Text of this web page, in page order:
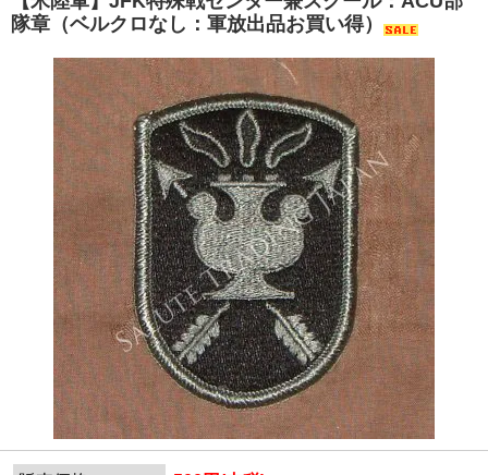
隊章（ベルクロなし：軍放出品お買い得）